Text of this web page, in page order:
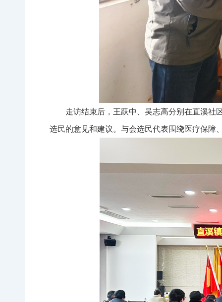
走访结束后，王跃中、吴志高分别在直溪社
选民的意见和建议。与会选民代表围绕医疗保障